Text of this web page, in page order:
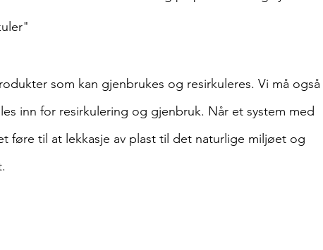
som kan gjenbrukes og resirkuleres. Vi må også
inn for resirkulering og gjenbruk. Når et system med
føre til at lekkasje av plast til det naturlige miljøet og